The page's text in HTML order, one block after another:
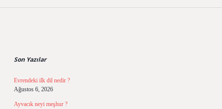
Son Yazılar
Evrendeki ilk dil nedir ?
Ağustos 6, 2026
Ayvacık neyi meşhur ?